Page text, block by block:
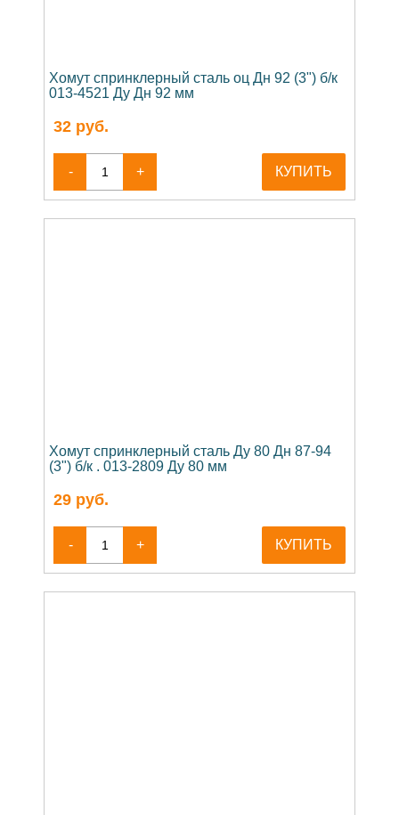
Хомут спринклерный сталь оц Дн 92 (3") б/к
013-4521 Ду Дн 92 мм
32 руб.
- + КУПИТЬ
Хомут спринклерный сталь Ду 80 Дн 87-94
(3") б/к . 013-2809 Ду 80 мм
29 руб.
- + КУПИТЬ